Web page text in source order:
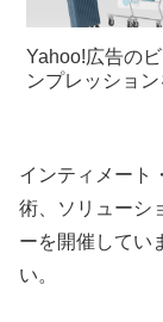
Yahoo!広告の
ンプレッショ
インティメート
術、ソリューシ
ーを開催してい
い。